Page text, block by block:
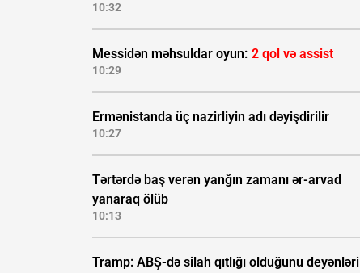
10:32
Messidən məhsuldar oyun: 2 qol və assist
10:29
Ermənistanda üç nazirliyin adı dəyişdirilir
10:27
Tərtərdə baş verən yanğın zamanı ər-arvad
yanaraq ölüb
10:13
Tramp: ABŞ-də silah qıtlığı olduğunu deyənləri